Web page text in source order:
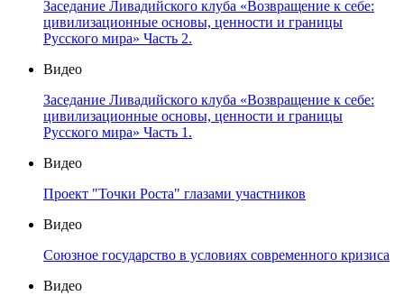
Марина Дадикозян (Болгария) о консолидации
российской молодёжи за рубежом
Видео
государства в рубрике "Двери открываются"
Видео
Заседание Ливадийского клуба «Возвращение к себе:
Русского мира» Часть 2.
Видео